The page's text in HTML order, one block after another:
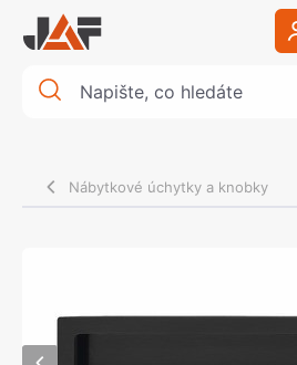
Nábytkové úchytky a knobky